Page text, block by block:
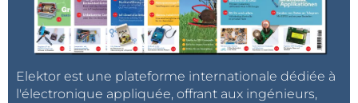
Elektor est une plateforme internationale dédiée à
l'électronique appliquée, offrant aux ingénieurs,